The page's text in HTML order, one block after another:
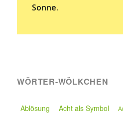
Sonne.
WÖRTER-WÖLKCHEN
Ablösung Acht als Symbol